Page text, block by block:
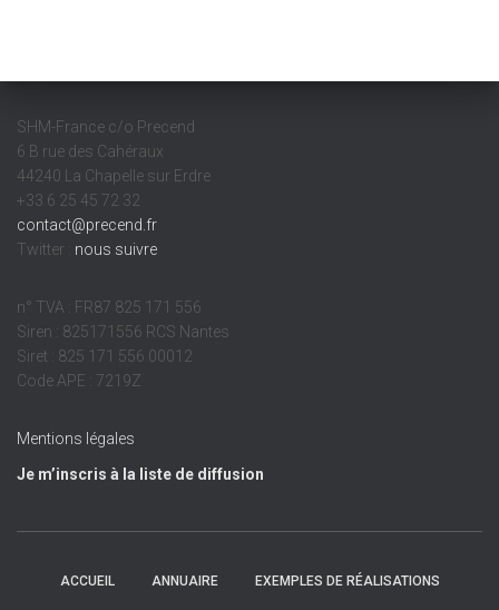
SHM-France c/o Precend
6 B rue des Cahéraux
44240 La Chapelle sur Erdre
+33 6 25 45 72 32
contact@precend.fr
Twitter : nous suivre
n° TVA : FR87 825 171 556
Siren : 825171556 RCS Nantes
Siret : 825 171 556 00012
Code APE : 7219Z
Mentions légales
Je m’inscris à la liste de diffusion
ACCUEIL ANNUAIRE EXEMPLES DE RÉALISATIONS